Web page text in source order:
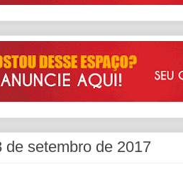
de setembro de 2017